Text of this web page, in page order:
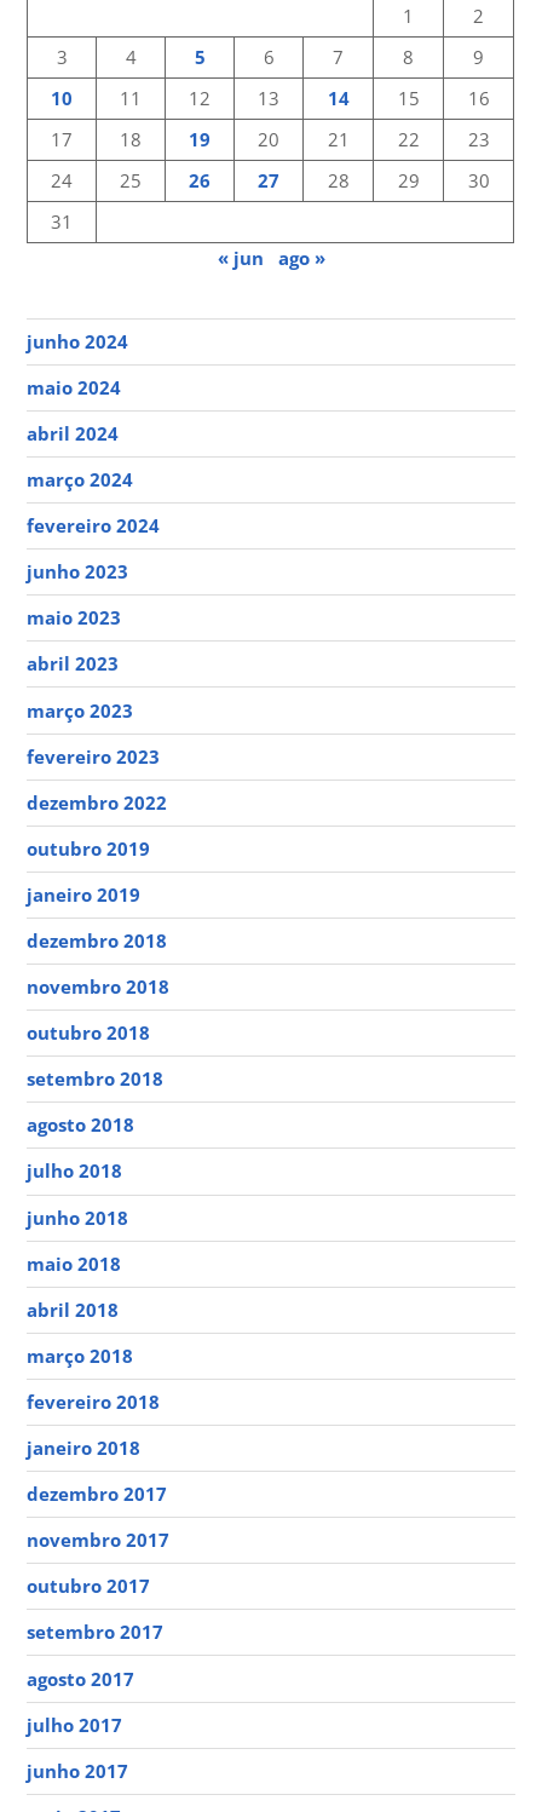
1
2
3
4 5 6 7 8
9
10
11 12 13 14 15
16
17
18 19 20 21 22
23
24
25 26 27 28 29
30
31
« jun
ago »
junho 2024
maio 2024
abril 2024
março 2024
fevereiro 2024
junho 2023
maio 2023
abril 2023
março 2023
fevereiro 2023
dezembro 2022
outubro 2019
janeiro 2019
dezembro 2018
novembro 2018
outubro 2018
setembro 2018
agosto 2018
julho 2018
junho 2018
maio 2018
abril 2018
março 2018
fevereiro 2018
janeiro 2018
dezembro 2017
novembro 2017
outubro 2017
setembro 2017
agosto 2017
julho 2017
junho 2017